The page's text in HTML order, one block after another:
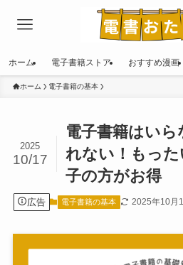
ホーム 電子書籍ストア おすすめ漫画
ホーム 電子書籍の基本
電子書籍はい
れない！もっ
子の方がお得
2025
10/17
広告 電子書籍の基本 2025年10月